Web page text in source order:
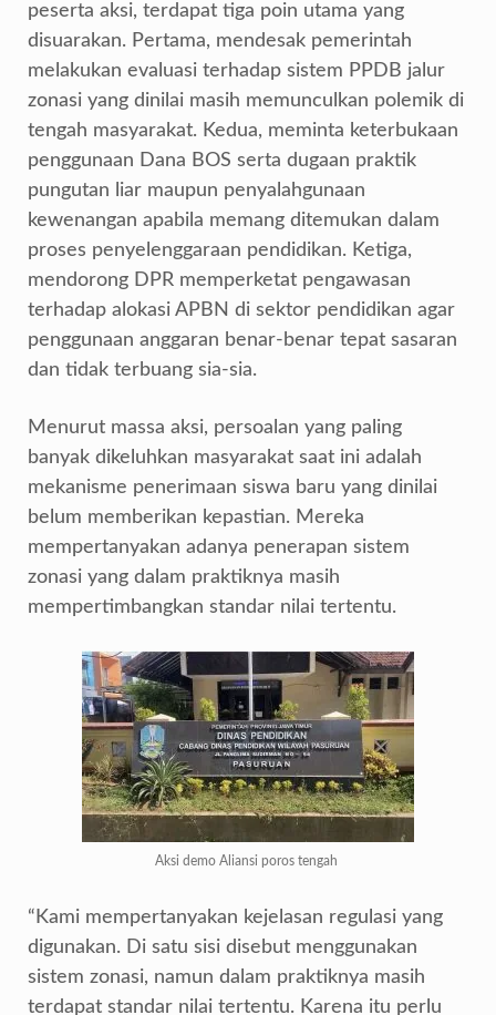
peserta aksi, terdapat tiga poin utama yang
disuarakan. Pertama, mendesak pemerintah
melakukan evaluasi terhadap sistem PPDB jalur
zonasi yang dinilai masih memunculkan polemik di
tengah masyarakat. Kedua, meminta keterbukaan
penggunaan Dana BOS serta dugaan praktik
pungutan liar maupun penyalahgunaan
kewenangan apabila memang ditemukan dalam
proses penyelenggaraan pendidikan. Ketiga,
mendorong DPR memperketat pengawasan
terhadap alokasi APBN di sektor pendidikan agar
penggunaan anggaran benar-benar tepat sasaran
dan tidak terbuang sia-sia.
Menurut massa aksi, persoalan yang paling
banyak dikeluhkan masyarakat saat ini adalah
mekanisme penerimaan siswa baru yang dinilai
belum memberikan kepastian. Mereka
mempertanyakan adanya penerapan sistem
zonasi yang dalam praktiknya masih
mempertimbangkan standar nilai tertentu.
Aksi demo Aliansi poros tengah
“Kami mempertanyakan kejelasan regulasi yang
digunakan. Di satu sisi disebut menggunakan
sistem zonasi, namun dalam praktiknya masih
terdapat standar nilai tertentu. Karena itu perlu